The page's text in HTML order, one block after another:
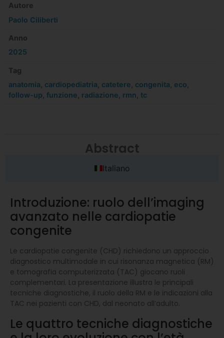
Autore
Paolo Ciliberti
Anno
2025
Tag
anatomia cardiopediatria catetere congenita eco
follow-up ,funzione radiazione rmn ,tc
Abstract
Italiano
Introduzione: ruolo dell’imaging
avanzato nelle cardiopatie
congenite
Le cardiopatie congenite (CHD) richiedono un approccio
diagnostico multimodale in cui risonanza magnetica (RM)
e tomografia computerizzata (TAC) giocano ruoli
complementari. La presentazione illustra le principali
tecniche diagnostiche, il ruolo della RM e le indicazioni alla
TAC nei pazienti con CHD, dal neonato all’adulto.
Le quattro tecniche diagnostiche